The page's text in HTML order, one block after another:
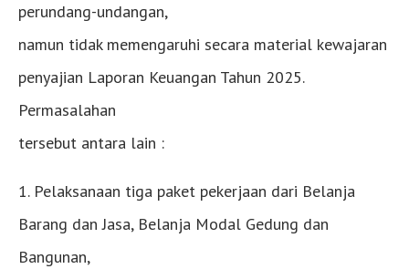
perundang-undangan,
namun tidak memengaruhi secara material kewajaran
penyajian Laporan Keuangan Tahun 2025.
Permasalahan
tersebut antara lain :
1. Pelaksanaan tiga paket pekerjaan dari Belanja
Barang dan Jasa, Belanja Modal Gedung dan
Bangunan,